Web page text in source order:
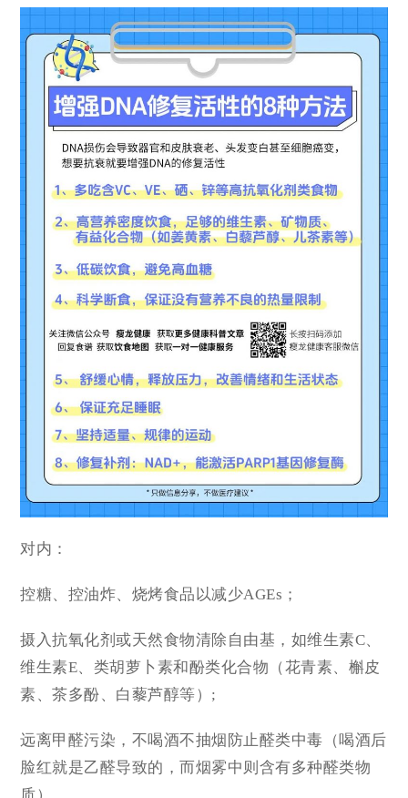
对内：
控糖、控油炸、烧烤食品以减少AGEs；
摄入抗氧化剂或天然食物清除自由基，如维生素C、
维生素E、类胡萝卜素和酚类化合物（花青素、槲皮
素、茶多酚、白藜芦醇等）;
远离甲醛污染，不喝酒不抽烟防止醛类中毒（喝酒后
脸红就是乙醛导致的，而烟雾中则含有多种醛类物